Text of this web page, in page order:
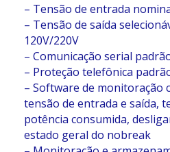
– Tensão de entrada
– Tensão de saída
120V/220V
– Comunicação serial
– Proteção telefônica
– Software de monitoração
tensão de entrada e saída,
potência consumida,
estado geral do nobreak